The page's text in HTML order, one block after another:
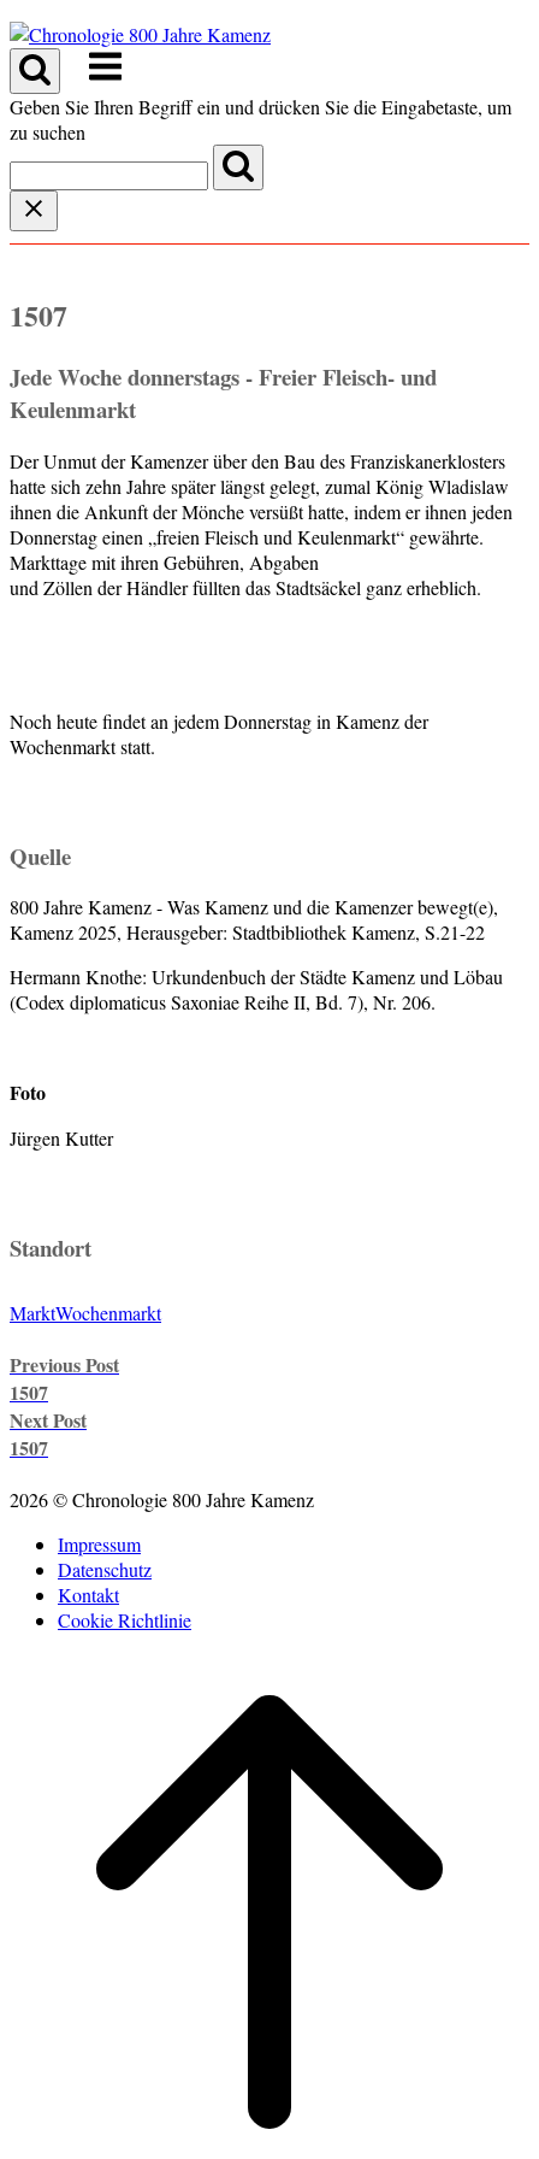
Skip
to
content
Menu
Geben Sie Ihren Begriff ein und drücken Sie die Eingabetaste, um
zu suchen
1507
Jede Woche donnerstags - Freier Fleisch- und
Keulenmarkt
Der Unmut der Kamenzer über den Bau des Franziskanerklosters
hatte sich zehn Jahre später längst gelegt, zumal König Wladislaw
ihnen die Ankunft der Mönche versüßt hatte, indem er ihnen jeden
Donnerstag einen „freien Fleisch und Keulenmarkt“ gewährte.
Markttage mit ihren Gebühren, Abgaben
und Zöllen der Händler füllten das Stadtsäckel ganz erheblich.
Noch heute findet an jedem Donnerstag in Kamenz der
Wochenmarkt statt.
Quelle
800 Jahre Kamenz - Was Kamenz und die Kamenzer bewegt(e),
Kamenz 2025, Herausgeber: Stadtbibliothek Kamenz, S.21-22
Hermann Knothe: Urkundenbuch der Städte Kamenz und Löbau
(Codex diplomaticus Saxoniae Reihe II, Bd. 7), Nr. 206.
Foto
Jürgen Kutter
Standort
MarktWochenmarkt
navigation
Previous Post
1507
Next Post
1507
2026 © Chronologie 800 Jahre Kamenz
Impressum
Datenschutz
Kontakt
Cookie Richtlinie